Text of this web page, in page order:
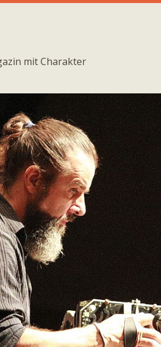
mit Charakter